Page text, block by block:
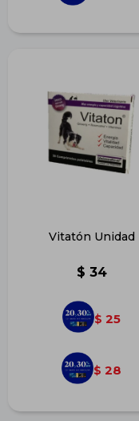
Vitatón Unidad
$ 34
$ 25
$ 28